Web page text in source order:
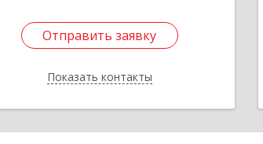
Отправить заявку
Показать контакты
Отправить заявку
Назад